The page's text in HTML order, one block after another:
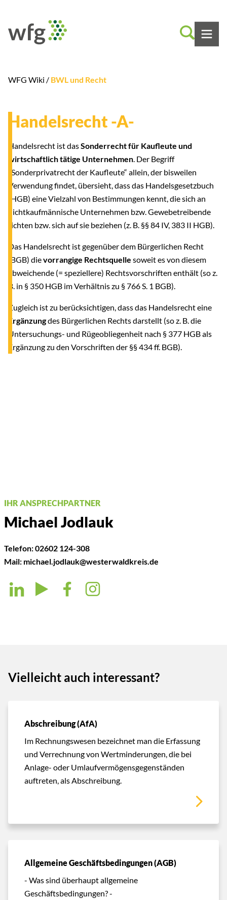
WFG Wiki / BWL und Recht
Handelsrecht -A-
Handelsrecht ist dasSonderrecht für Kaufleute und
wirtschaftlich tätige Unternehmen. Der Begriff
„Sonderprivatrecht der Kaufleute“ allein, der bisweilen
Verwendung findet, übersieht, dass das Handelsgesetzbuch
(HGB) eine Vielzahl von Bestimmungen kennt, die sich an
nichtkaufmännische Unternehmen bzw. Gewebetreibende
richten bzw. sich auf sie beziehen (z. B. §§ 84 IV, 383 II HGB).
Das Handelsrecht ist gegenüber dem Bürgerlichen Recht
(BGB) dievorrangige Rechtsquelle soweit es von diesem
abweichende (= speziellere) Rechtsvorschriften enthält (so z.
B. in § 350 HGB im Verhältnis zu § 766 S. 1 BGB).
Zugleich ist zu berücksichtigen, dass das Handelsrecht eine
Ergänzungdes Bürgerlichen Rechts darstellt (so z. B. die
Untersuchungs- und Rügeobliegenheit nach § 377 HGB als
Ergänzung zu den Vorschriften der §§ 434 ff. BGB).
IHR ANSPRECHPARTNER
Michael Jodlauk
Telefon:02602 124-308
Mail: michael.jodlauk@westerwaldkreis.de
Vielleicht auch interessant?
Abschreibung (AfA)
Im Rechnungswesen bezeichnet man die Erfassung
und Verrechnung von Wertminderungen, die bei
Anlage- oder Umlaufvermögensgegenständen
auftreten, als Abschreibung.
Allgemeine Geschäftsbedingungen (AGB)
- Was sind überhaupt allgemeine
Geschäftsbedingungen? -